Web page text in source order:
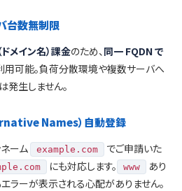
台数無制限
メイン名）課金のため、同一 FQDN で
用可能。負荷分散環境や複数サーバへ
発生しません。
Names）自動登録
ーム example.com
でご申請いた
にも対応します。 www
あり
ラーが表示される心配がありません。